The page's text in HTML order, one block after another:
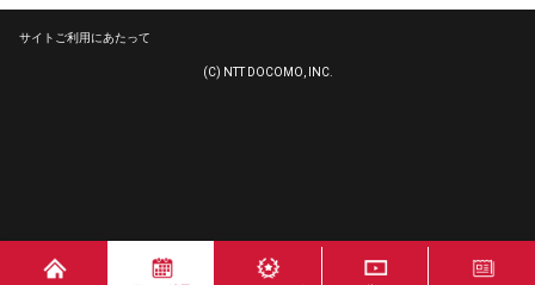
サイトご利用にあたって
(C) NTT DOCOMO, INC.